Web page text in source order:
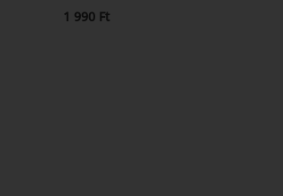
1 990 Ft